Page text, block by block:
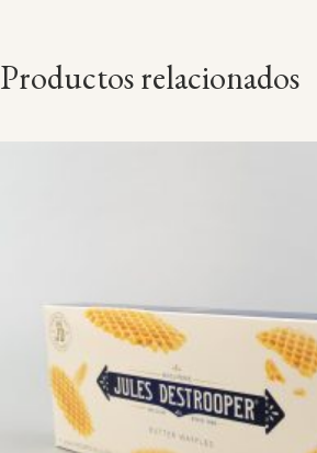
Productos relacionados